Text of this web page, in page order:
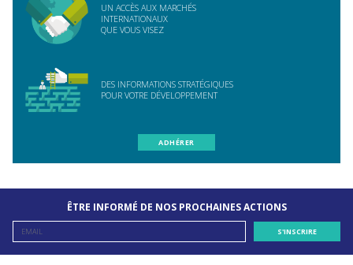
UN ACCÈS AUX MARCHÉS
INTERNATIONAUX
QUE VOUS VISEZ
DES INFORMATIONS STRATÉGIQUES
POUR VOTRE DÉVELOPPEMENT
ADHÉRER
ÊTRE INFORMÉ DE NOS PROCHAINES ACTIONS